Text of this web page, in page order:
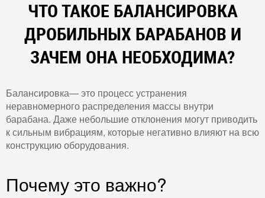
ЧТО ТАКОЕ БАЛАНСИРОВКА
ДРОБИЛЬНЫХ БАРАБАНОВ И
ЗАЧЕМ ОНА НЕОБХОДИМА?
Балансировка— это процесс устранения
неравномерного распределения массы внутри
барабана. Даже небольшие отклонения могут приводить
к сильным вибрациям, которые негативно влияют на всю
конструкцию оборудования.
Почему это важно?